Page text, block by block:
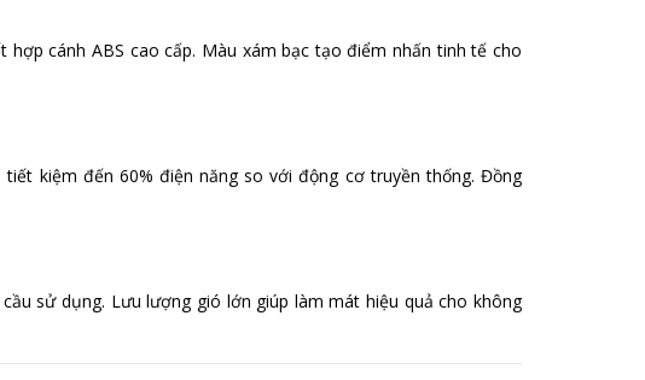
cánh ABS cao cấp. Màu xám bạc tạo điểm nhấn tinh tế cho
kiệm đến 60% điện năng so với động cơ truyền thống. Đồng
sử dụng. Lưu lượng gió lớn giúp làm mát hiệu quả cho không